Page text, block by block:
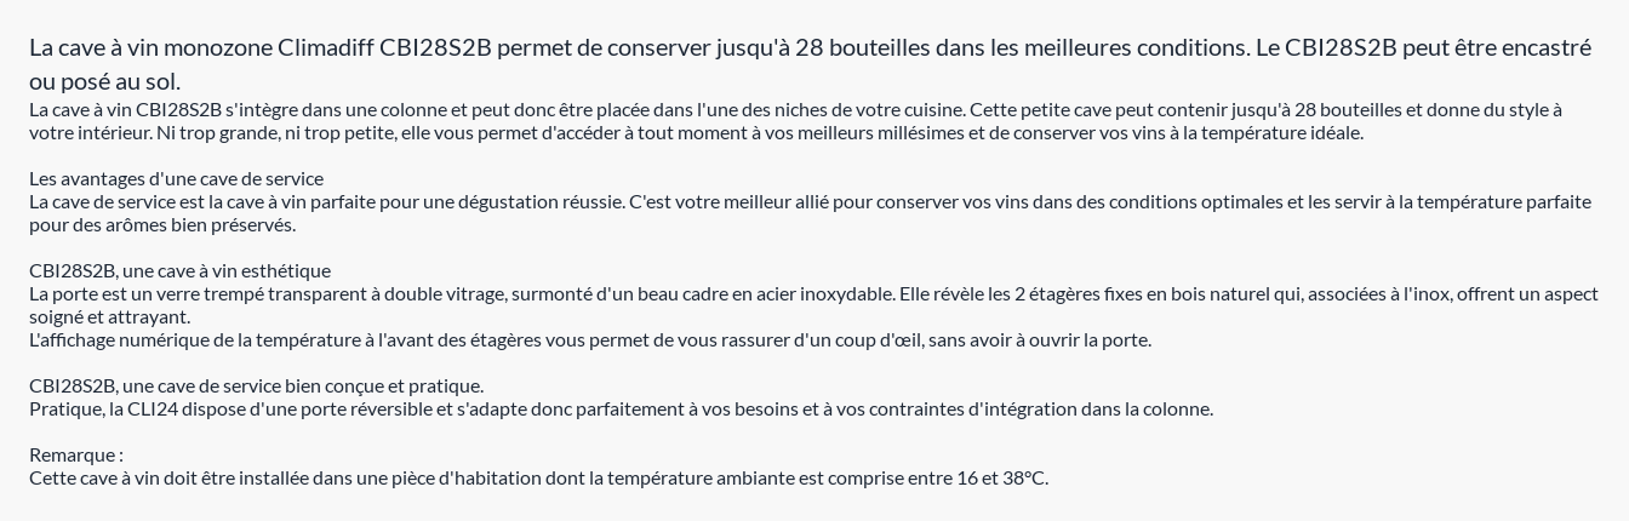
La cave à vin monozone Climadiff CBI28S2B permet de conserver jusqu'à 28 bouteilles dans les meilleures conditions. Le CBI28S2B peut être encastré
ou posé au sol.
La cave à vin CBI28S2B s'intègre dans une colonne et peut donc être placée dans l'une des niches de votre cuisine. Cette petite cave peut contenir jusqu'à 28 bouteilles et donne du style à
votre intérieur. Ni trop grande, ni trop petite, elle vous permet d'accéder à tout moment à vos meilleurs millésimes et de conserver vos vins à la température idéale.
Les avantages d'une cave de service
La cave de service est la cave à vin parfaite pour une dégustation réussie. C'est votre meilleur allié pour conserver vos vins dans des conditions optimales et les servir à la température parfaite
pour des arômes bien préservés.
CBI28S2B, une cave à vin esthétique
La porte est un verre trempé transparent à double vitrage, surmonté d'un beau cadre en acier inoxydable. Elle révèle les 2 étagères fixes en bois naturel qui, associées à l'inox, offrent un aspect
soigné et attrayant.
L'affichage numérique de la température à l'avant des étagères vous permet de vous rassurer d'un coup d'œil, sans avoir à ouvrir la porte.
CBI28S2B, une cave de service bien conçue et pratique.
Pratique, la CLI24 dispose d'une porte réversible et s'adapte donc parfaitement à vos besoins et à vos contraintes d'intégration dans la colonne.
Remarque :
Cette cave à vin doit être installée dans une pièce d'habitation dont la température ambiante est comprise entre 16 et 38°C.